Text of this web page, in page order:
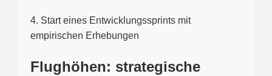
4. Start eines Entwicklungssprints mit
empirischen Erhebungen
Flughöhen: strategische